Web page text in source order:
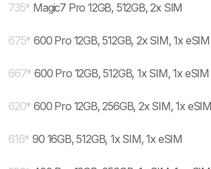
735* Magic7 Pro 12GB, 512GB, 2x SIM
675* 600 Pro 12GB, 512GB, 2x SIM, 1x eSIM
667* 600 Pro 12GB, 512GB, 1x SIM, 1x eSIM
620* 600 Pro 12GB, 256GB, 2x SIM, 1x eSIM
616* 90 16GB, 512GB, 1x SIM, 1x eSIM